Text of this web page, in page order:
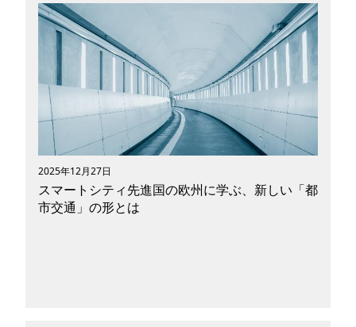
2025年9月25日、トヨタ自動車株式会社（以下ト
ヨタ）開発の「ウーブン・シティ（Woven
City）」が静岡県裾野市にオープンし、日本国内
ではいまスマートシティへの関心が高まっていま
す。 スイスの国際経営開発研究所（IMD）が発
表した世界スマートシティ指数（2025）の順位
は大阪99位、東京108位（※）とやや下位に位置
しており、世界基準で判断すると日本はスマート
シティ後進国。まだまだ発展途中であると言える
でしょう。 （※エントリーは全146都市） 1位が
スイスのチューリッヒ、2位はノルウェーのオス
ロ、3位はジュネーブと、ヨーロッパがトップ３
に君臨していることから、上位を占める国は欧州
2025年12月27日
スマートシティ先進国の欧州に学ぶ、新しい「都
市交通」の形とは